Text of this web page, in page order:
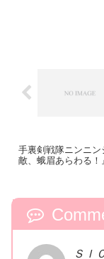
手裏剣戦隊ニンニ
敵、蛾眉あらわる！
ＳＩ